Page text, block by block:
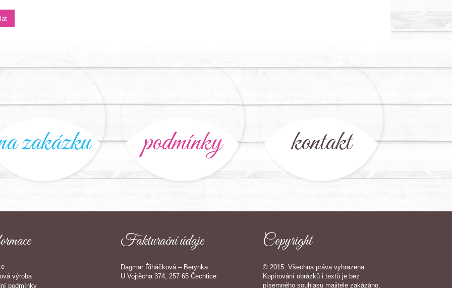
zakázku podmínky kontakt
výroba
podmínky
Fakturační údaje
Dagmar Řiháčková – Berynka
U Vojtěcha 374, 257 65 Čechtice
Copyright
© 2015. Všechna práva vyhrazena.
Kopírování obrázků i textů je bez
písemného souhlasu majitele zakázáno.